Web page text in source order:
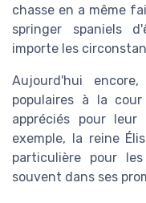
chasse en a même
springer spaniels
importe les
Aujourd'hui
populaires à la
appréciés pour
exemple, la reine
particulière pour
souvent dans ses